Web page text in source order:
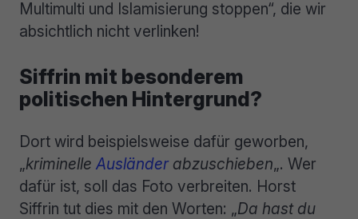
Multimulti und Islamisierung stoppen“, die wir
absichtlich nicht verlinken!
Siffrin mit besonderem
politischen Hintergrund?
Dort wird beispielsweise dafür geworben,
„kriminelle Ausländerabzuschieben„. Wer
dafür ist, soll das Foto verbreiten. Horst
Siffrin tut dies mit den Worten: „Da hast du